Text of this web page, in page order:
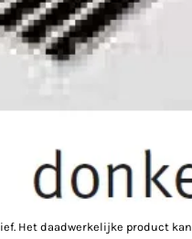
Het daadwerkelijke product